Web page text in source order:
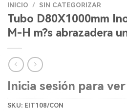
INICIO / SIN CATEGORIZAR
Tubo D80X1000mm
M-H m?s abrazadera
Inicia sesión para
SKU: EIT108/CON